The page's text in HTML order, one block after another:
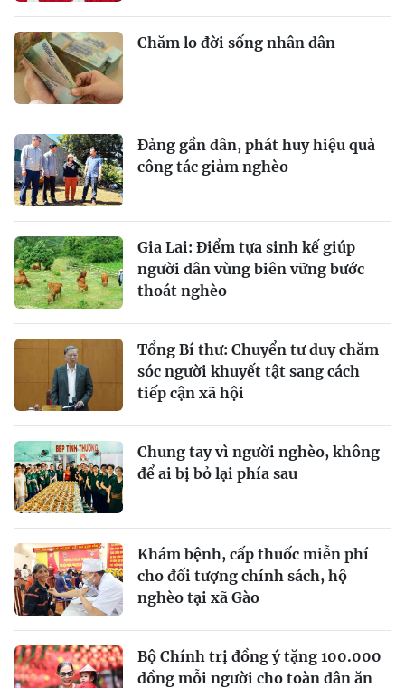
Chăm lo đời sống nhân dân
Ðảng gần dân, phát huy hiệu quả
công tác giảm nghèo
Gia Lai: Điểm tựa sinh kế giúp
người dân vùng biên vững bước
thoát nghèo
Tổng Bí thư: Chuyển tư duy chăm
sóc người khuyết tật sang cách
tiếp cận xã hội
Chung tay vì người nghèo, không
để ai bị bỏ lại phía sau
Khám bệnh, cấp thuốc miễn phí
cho đối tượng chính sách, hộ
nghèo tại xã Gào
Bộ Chính trị đồng ý tặng 100.000
đồng mỗi người cho toàn dân ăn